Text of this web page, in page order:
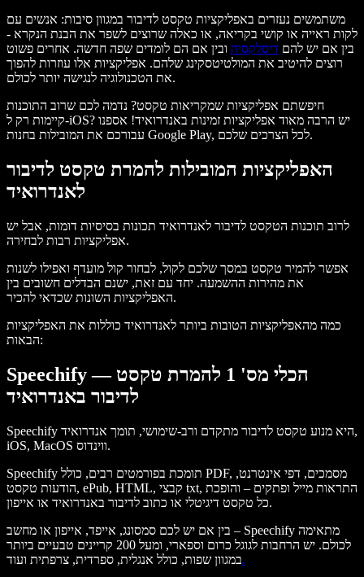
משתמשים נעזרים באפליקציות טקסט לדיבור במגוון סיבות: אנשים עם
לקות ראייה או קושי בקריאה, או כאלה שרוצים לשפר את הבנת הנקרא -
בין אם יש להם דיסלקסיה ובין אם הם לומדים שפה חדשה. אחרים פשוט
רוצים להיטיב את המולטיטסקינג שלהם. אפליקציות אלו עוזרות להפוך
את הטכנולוגיה לנגישה יותר לכולם.
חיפשתם אפליקציות שמקריאות טקסט? נדמה לכם שרוב התוכנות
קיימות רק ל-iOS? יש הרבה מאוד אפליקציות זמינות באנדרואיד! אספנו
עבורכם את המובילות בחנות Google Play, לכל הצרכים שלכם.
האפליקציות המובילות להמרת טקסט לדיבור
לאנדרואיד
לרוב תוכנות הטקסט לדיבור לאנדרואיד תכונות בסיסיות דומות, אבל יש
אפליקציות רבות לבחירה.
אפשר להמיר טקסט במסך שלכם לקול, לבחור קול מועדף ואפילו לשנות
את מהירות ההשמעה. יחד עם זאת, ישנם הבדלים חשובים בין
האפליקציות השונות שכדאי להכיר.
כמה מהאפליקציות הטובות ביותר לאנדרואיד כוללות את האפליקציות
הבאות:
Speechify — הכלי מס' 1 להמרת טקסט
לדיבור באנדרואיד
Speechify היא מנוע טקסט לדיבור מתקדם ורב-שימושי, תומך אנדרואיד,
iOS, MacOS ווינדוס.
Speechify תומכת בפורמטים רבים, כולל PDF, מסמכים, דפי אינטרנט,
הודעות טקסט, ePub, HTML, קבצי txt, התראות מייל ופתקים – והופכת
כל טקסט דיגיטלי או כתוב לדיבור באנדרואיד או אייפון.
בין אם יש לכם סמסונג, אייפד, אייפון או מחשב – Speechify מתאימה
לכולם. יש הרחבות לגוגל כרום וספארי, ומעל 200 קריינים טבעיים ביותר
במגוון שפות, כולל אנגלית, ספרדית, צרפתית ועוד.